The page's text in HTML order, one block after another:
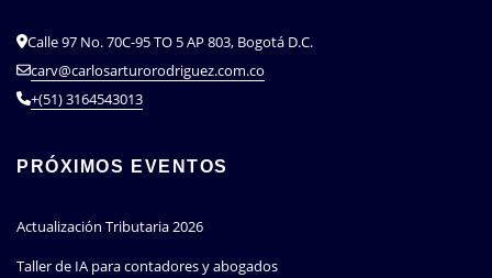
Calle 97 No. 70C-95 TO 5 AP 803, Bogotá D.C.
carv@carlosarturorodriguez.com.co
+(51) 3164543013
PRÓXIMOS EVENTOS
Actualización Tributaria 2026
Taller de IA para contadores y abogados